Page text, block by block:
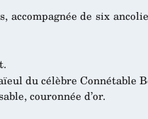
accompagnée de six
du célèbre Connétable
couronnée d’or.